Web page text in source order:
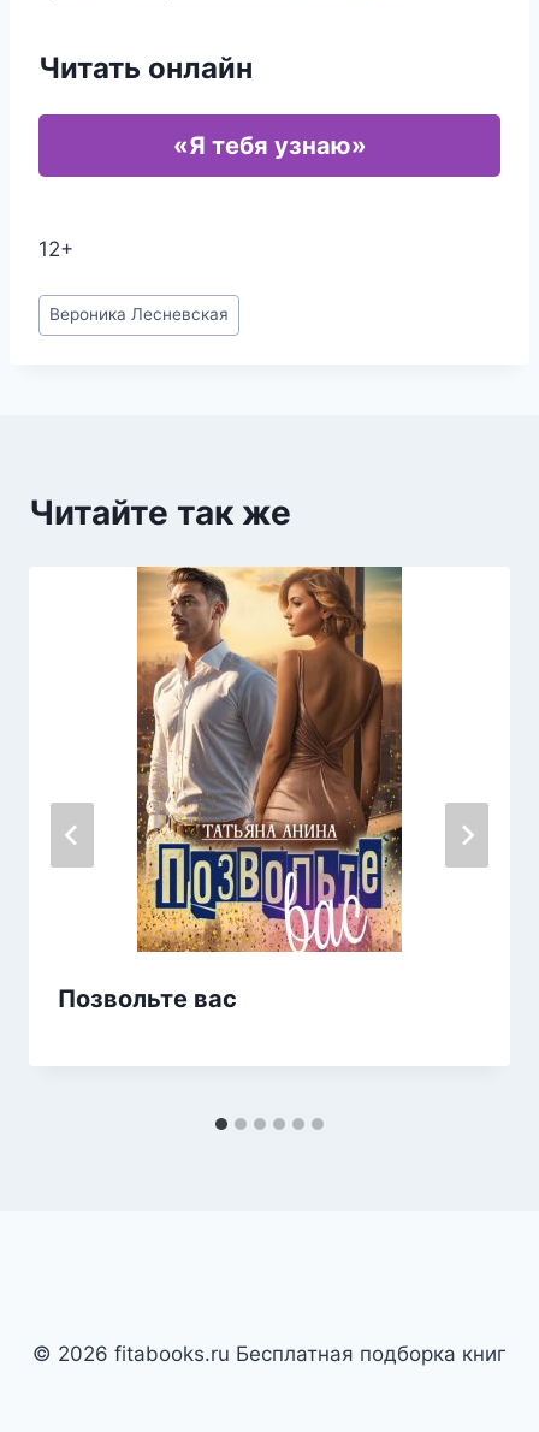
Читать онлайн
«Я тебя узнаю»
12+
Метки
записи:
Вероника Лесневская
Читайте так же
Позвольте вас
© 2026 fitabooks.ru Бесплатная подборка книг